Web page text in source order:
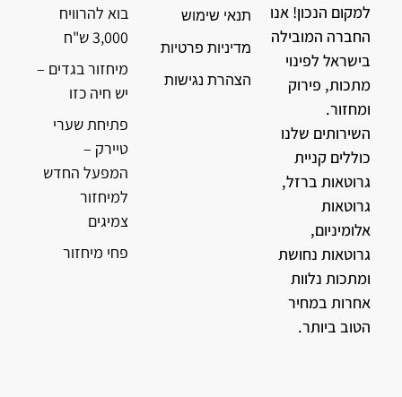
למקום הנכון! אנו
החברה המובילה
בישראל לפינוי
מתכות, פירוק
ומחזור.
השירותים שלנו
כוללים קניית
גרוטאות ברזל,
גרוטאות
אלומיניום,
גרוטאות נחושת
ומתכות נלוות
אחרות במחיר
הטוב ביותר.
תנאי שימוש
מדיניות פרטיות
הצהרת נגישות
בוא להרוויח
3,000 ש"ח
מיחזור בגדים –
יש חיה כזו
פתיחת שערי
טיירק –
המפעל החדש
למיחזור
צמיגים
פחי מיחזור